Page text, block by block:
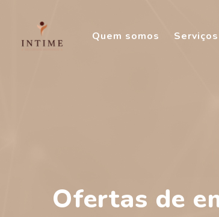
content
Quem somos Serviços
Ofertas de